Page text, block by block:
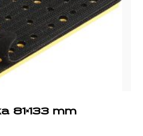
81×133 mm